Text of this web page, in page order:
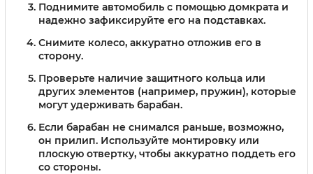
Поднимите автомобиль с помощью домкрата и
надежно зафиксируйте его на подставках.
Снимите колесо, аккуратно отложив его в
сторону.
Проверьте наличие защитного кольца или
других элементов (например, пружин), которые
могут удерживать барабан.
Если барабан не снимался раньше, возможно,
он прилип. Используйте монтировку или
плоскую отвертку, чтобы аккуратно поддеть его
со стороны.